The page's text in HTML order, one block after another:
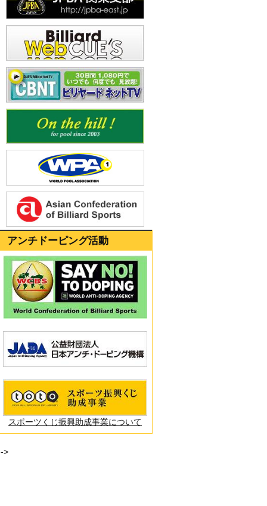
アンチドーピング活動
スポーツくじ振興助成事業について
>